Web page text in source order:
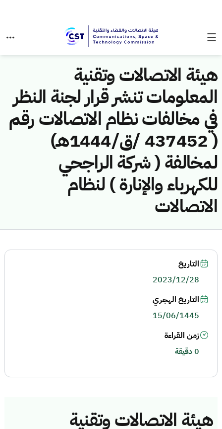
هيئة الاتصالات وتقنية
المعلومات تنشر قرار لجنة النظر
في مخالفات نظام الاتصالات رقم
( 437452 /ق/1444هـ)
لمخالفة ( شركة الراجحي
للكهرباء والإنارة ) لنظام
الاتصالات
هيئة الاتصالات وتقنية
التاريخ
2023/12/28
التاريخ الهجري
15/06/1445
زمن القراءة
0 دقيقة